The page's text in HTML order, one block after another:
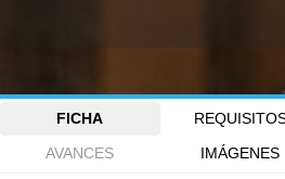
FICHA
AVANCES
IMÁGENES